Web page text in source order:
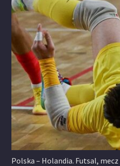
Polska – Holandia. Futsal,